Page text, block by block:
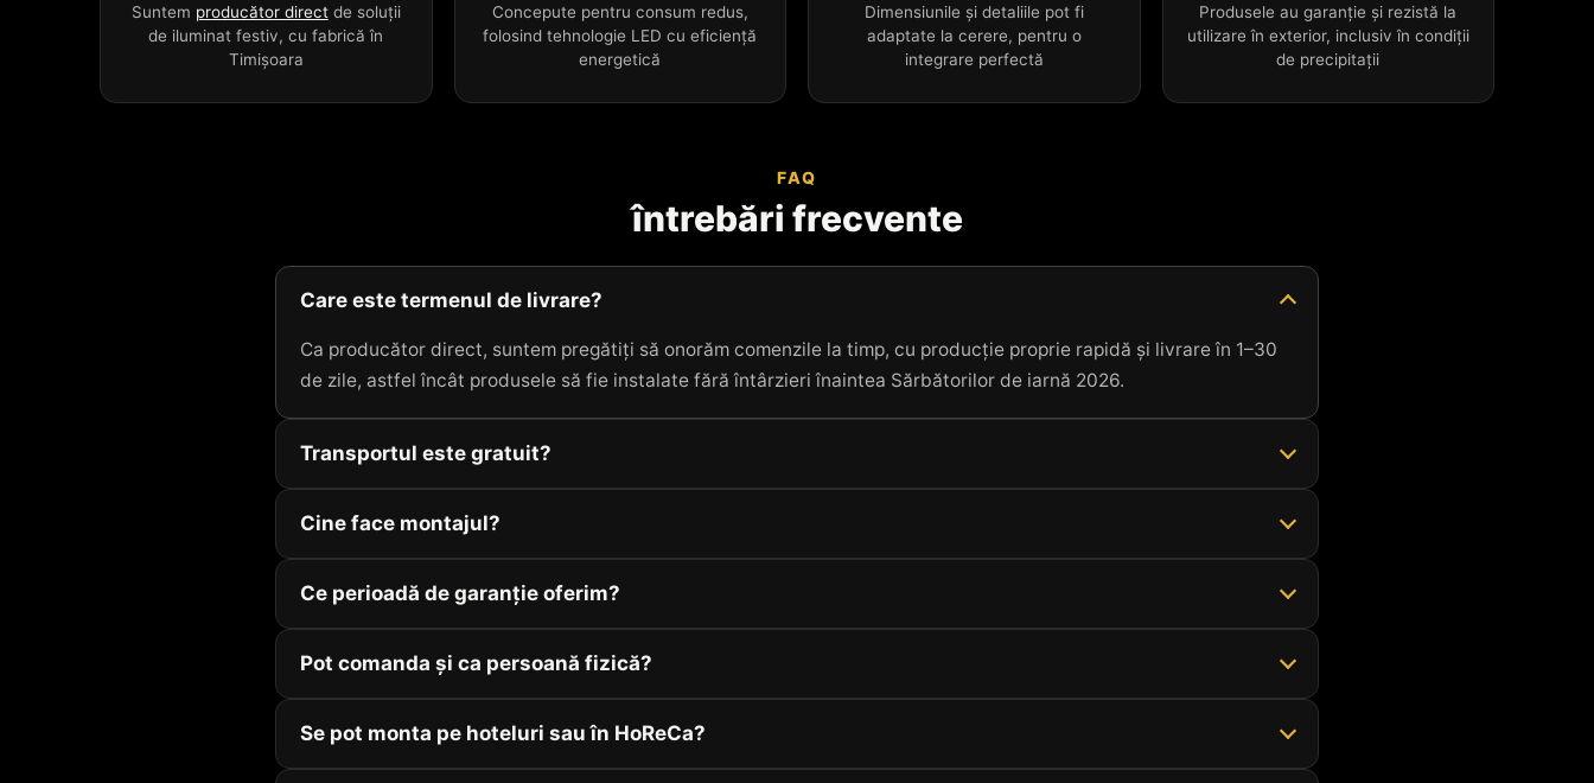
Suntem producător directde soluții
de iluminat festiv, cu fabrică în
Timișoara
Concepute pentru consum redus,
folosind tehnologie LED cu eficiență
energetică
Dimensiunile și detaliile pot fi
adaptate la cerere, pentru o
integrare perfectă
Produsele au garanție și rezistă la
utilizare în exterior, inclusiv în condiții
de precipitații
FAQ
întrebări frecvente
Care este termenul de livrare?
Ca producător direct, suntem pregătiți să onorăm comenzile la timp, cu producție proprie rapidă și livrare în 1–30
de zile, astfel încât produsele să fie instalate fără întârzieri înaintea Sărbătorilor de iarnă 2026.
Transportul este gratuit?
Cine face montajul?
Ce perioadă de garanție oferim?
Pot comanda și ca persoană fizică?
Se pot monta pe hoteluri sau în HoReCa?